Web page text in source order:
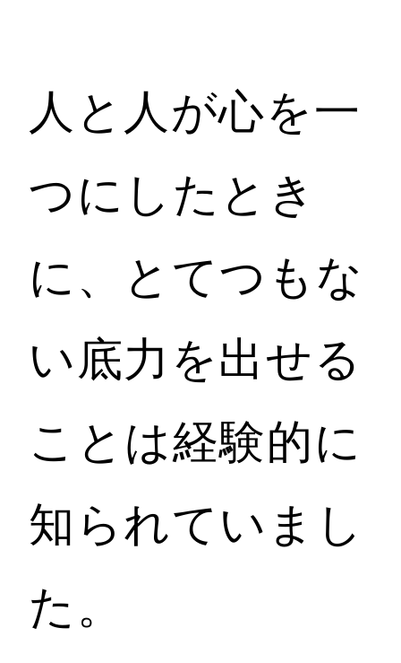
人と人が心を一
つにしたとき
に、とてつもな
い底力を出せる
ことは経験的に
知られていまし
た。